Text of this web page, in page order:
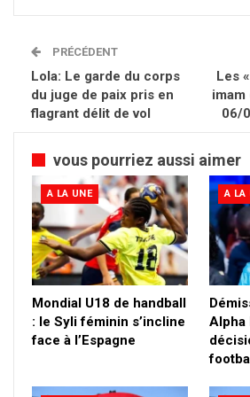
PRÉCÉDENT
Lola: Le garde du corps
du juge de paix pris en
flagrant délit de vol
Les
imam
06/
vous pourriez aussi aimer
A LA UNE
Mondial U18 de handball
: le Syli féminin s’incline
face à l’Espagne
A LA
Alpha